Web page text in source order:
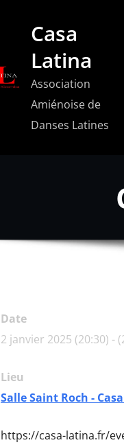
Casa
Latina
Association
Amiénoise de
Danses Latines
Date
2 janvier 2025 (20:30) -
Lieu
Salle Saint Roch -
https://casa-latina.fr/